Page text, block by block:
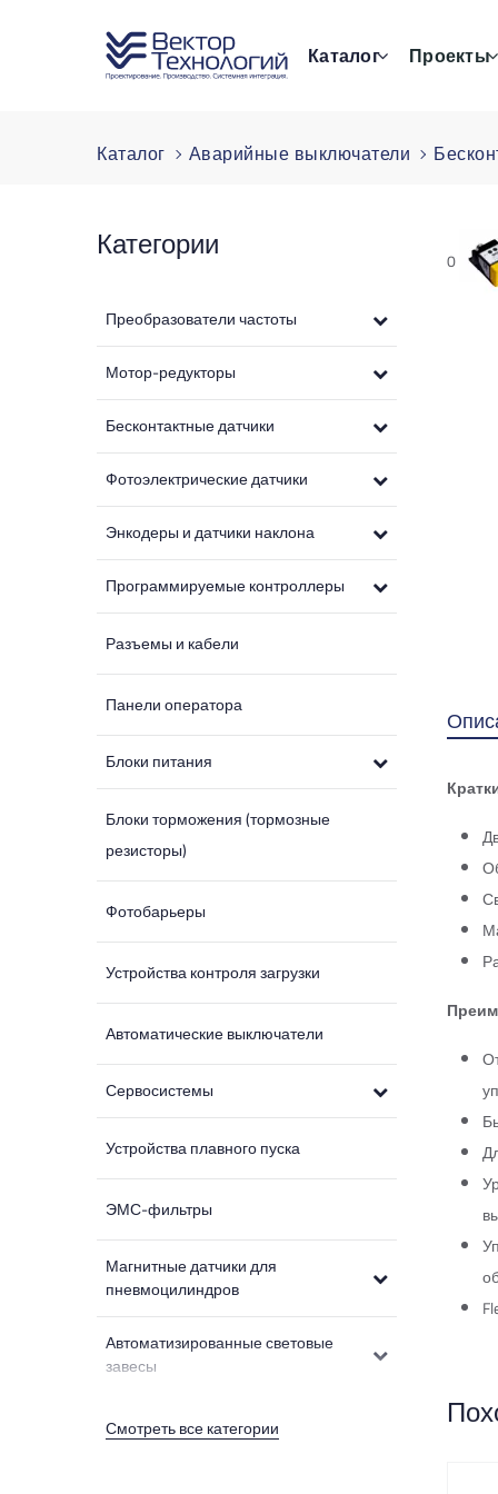
Каталог Проекты
Каталог Аварийные выключатели
Категории
Преобразователи частоты
Мотор-редукторы
Бесконтактные датчики
Фотоэлектрические датчики
Энкодеры и датчики наклона
Программируемые контроллеры
Разъемы и кабели
Панели оператора
Блоки питания
Блоки торможения (тормозные
резисторы)
Фотобарьеры
Устройства контроля загрузки
Автоматические выключатели
Сервосистемы
Устройства плавного пуска
ЭМС-фильтры
Магнитные датчики для
пневмоцилиндров
Автоматизированные световые
завесы
Оптоэлектронные защитные
устройства
Смотреть все категории
0